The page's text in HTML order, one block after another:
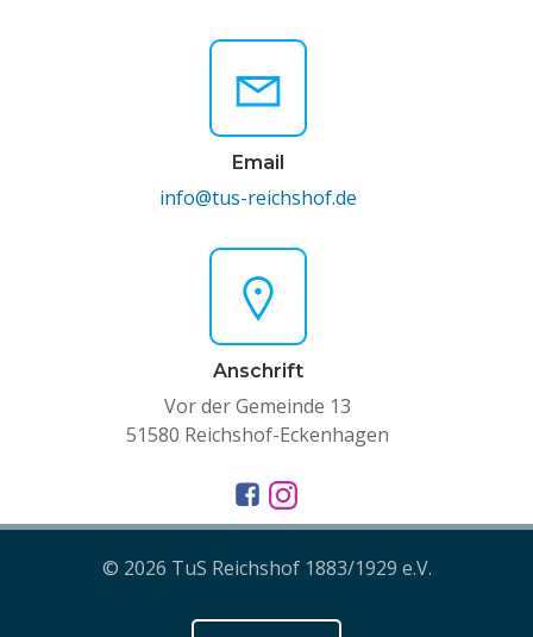
Email
info@tus-reichshof.de
Anschrift
Vor der Gemeinde 13
51580 Reichshof-Eckenhagen
© 2026 TuS Reichshof 1883/1929 e.V.